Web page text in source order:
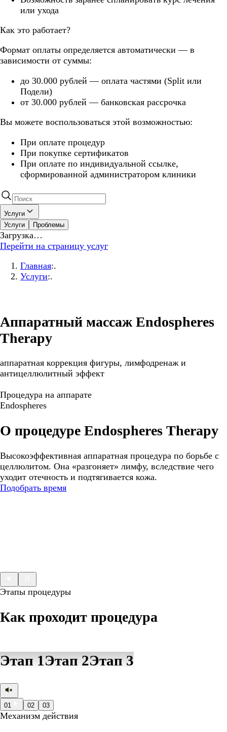
или ухода
Как это работает?
Формат оплаты определяется автоматически — в
зависимости от суммы:
до 30.000 рублей — оплата частями (Split или
Подели)
от 30.000 рублей — банковская рассрочка
Вы можете воспользоваться этой возможностью:
При оплате процедур
При покупке сертификатов
При оплате по индивидуальной ссылке,
сформированной администратором клиники
Услуги
Услуги
Проблемы
Загрузка…
Перейти на страницу услуг
Главная:.
Услуги:.
Аппаратный массаж Endospheres
Therapy
аппаратная коррекция фигуры, лимфодренаж и
антицеллюлитный эффект
Процедура на аппарате
Endospheres
О процедуре Endospheres Therapy
Высокоэффективная аппаратная процедура по борьбе с
целлюлитом. Она «разгоняет» лимфу, вследствие чего
уходит отечность и подтягивается кожа.
Подобрать время
Этапы процедуры
Как проходит процедура
Этап 1Этап 2Этап 3
01 02 03
Механизм действия